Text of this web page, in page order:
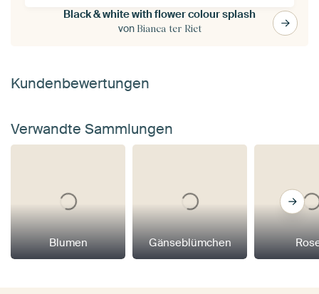
Black & white with flower colour splash
von Bianca ter Riet
Kundenbewertungen
Verwandte Sammlungen
Blumen Gänseblümchen